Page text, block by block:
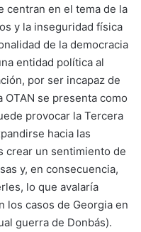
centran en el tema de la
y la inseguridad física
de la democracia
entidad política al
por ser incapaz de
se presenta como
provocar la Tercera
hacia las
crear un sentimiento de
y, en consecuencia,
lo que avalaría
los casos de Georgia en
guerra de Donbás).